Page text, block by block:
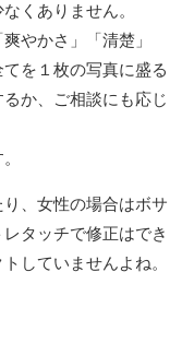
くありません。
やかさ」「清楚」
を１枚の写真に盛る
か、ご相談にも応じ
、女性の場合はボサ
タッチで修正はでき
していませんよね。